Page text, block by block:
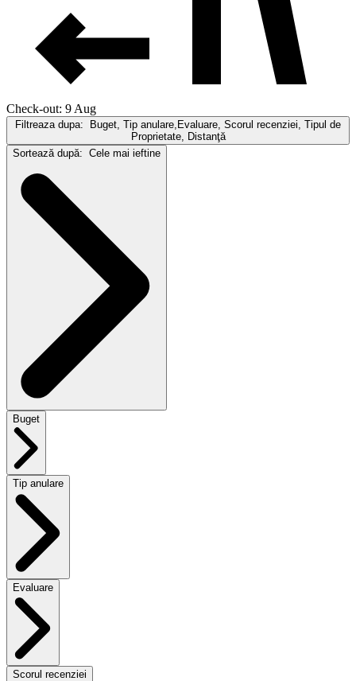
Check-out: 9 Aug
Filtreaza dupa:
Buget, Tip anulare,Evaluare, Scorul recenziei, Tipul de
Proprietate, Distanţă
Sortează după: Cele mai ieftine
Buget
Tip anulare
Evaluare
Scorul recenziei